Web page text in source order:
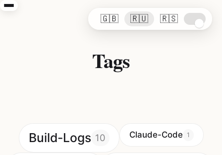
🇬🇧 🇷🇺 🇷🇸
Tags
Build-Logs 10 Claude-Code 1